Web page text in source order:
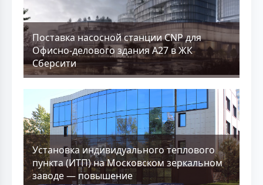
Поставка насосной станции CNP для
Офисно-делового здания А27 в ЖК
Сберсити
Установка индивидуального теплового
пункта (ИТП) на Московском зеркальном
заводе — повышение